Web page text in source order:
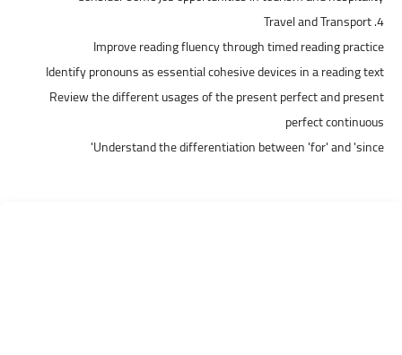
4. Travel and Transport
Improve reading fluency through timed reading practice
Identify pronouns as essential cohesive devices in a reading text
Review the different usages of the present perfect and present
perfect continuous
Understand the differentiation between 'for' and 'since'